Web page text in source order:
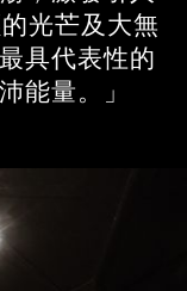
光芒及大無
具代表性的
能量。」